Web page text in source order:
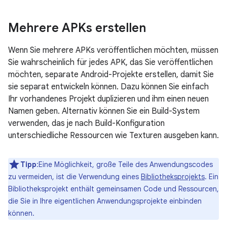
Mehrere APKs erstellen
Wenn Sie mehrere APKs veröffentlichen möchten, müssen
Sie wahrscheinlich für jedes APK, das Sie veröffentlichen
möchten, separate Android-Projekte erstellen, damit Sie
sie separat entwickeln können. Dazu können Sie einfach
Ihr vorhandenes Projekt duplizieren und ihm einen neuen
Namen geben. Alternativ können Sie ein Build-System
verwenden, das je nach Build-Konfiguration
unterschiedliche Ressourcen wie Texturen ausgeben kann.
Tipp:Eine Möglichkeit, große Teile des Anwendungscodes
zu vermeiden, ist die Verwendung eines Bibliotheksprojekts. Ein
Bibliotheksprojekt enthält gemeinsamen Code und Ressourcen,
die Sie in Ihre eigentlichen Anwendungsprojekte einbinden
können.